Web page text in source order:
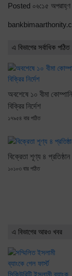
Posted ০৬:১৫ অপরাহ্ণ
এ বিভাগের সর্বাধিক পঠিত
অবশেষে ১০ বীমা
বিক্রির নির্দেশ
১৭৯৫৪ বার পঠিত
বিক্রেতা শূণ্য ৪ প্রতিষ্ঠান
১০১০৩ বার পঠিত
এ বিভাগের আরও খবর